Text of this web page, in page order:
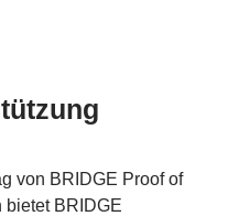
von BRIDGE Proof of
bietet BRIDGE